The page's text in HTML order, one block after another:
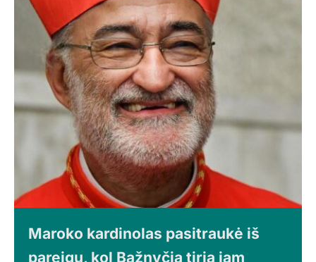
Maroko kardinolas pasitraukė iš
pareigų, kol Bažnyčia tiria jam